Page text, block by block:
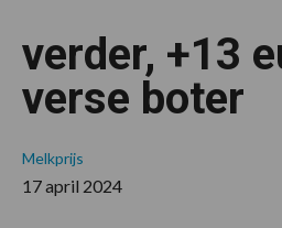
verder, +13
verse boter
Melkprijs
17 april 2024